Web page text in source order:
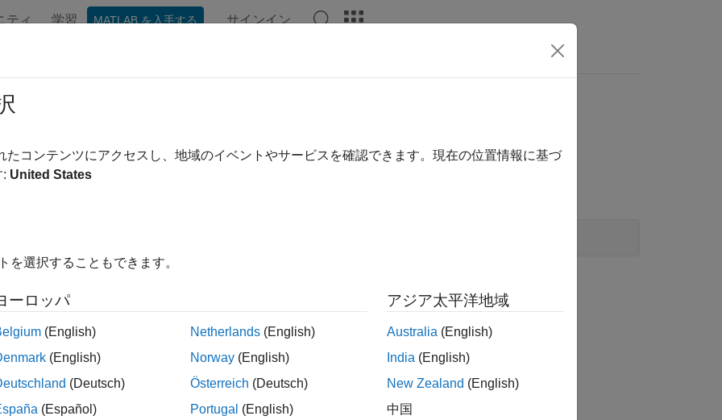
ティ 学習 MATLAB を入手する サインイン
value of a block parameter for an S-function block
that represents an block
たコンテンツにアクセスし、地域のイベントやサービスを確認できます。現在の位置情報に基づ
: United States
を選択することもできます。
ーロッパ
(English)
(English)
(Deutsch)
(Español)
Netherlands (English)
Norway (English)
Österreich (Deutsch)
Portugal (English)
アジア太平洋地域
Australia (English)
India (English)
New Zealand (English)
中国